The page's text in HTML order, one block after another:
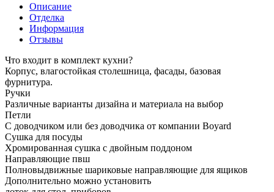
Описание
Отделка
Информация
Отзывы
Что входит в комплект кухни?
Корпус, влагостойкая столешница, фасады, базовая
фурнитура.
Ручки
Различные варианты дизайна и материала на выбор
Петли
С доводчиком или без доводчика от компании Boyard
Сушка для посуды
Хромированная сушка с двойным поддоном
Направляющие пвш
Полновыдвижные шариковые направляющие для ящиков
Дополнительно можно установить